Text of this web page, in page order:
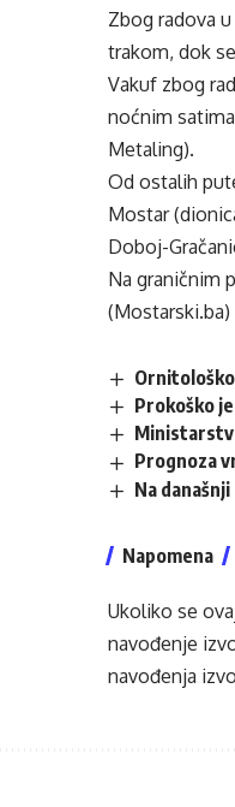
Zbog radova
trakom, dok
Vakuf zbog
noćnim
Metaling).
Od ostalih
Mostar
Doboj-
Na graničnim
(Mostarski.ba)
Prokoško
Prognoza
Na
Napomena
Ukoliko se
navođenje
navođenja